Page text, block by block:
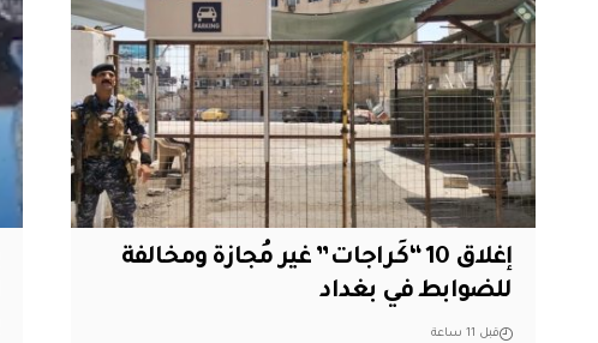
إغلاق 10 “كَراجات” غير مُجازة ومخالفة
للضوابط في بغداد
قبل 11 ساعة